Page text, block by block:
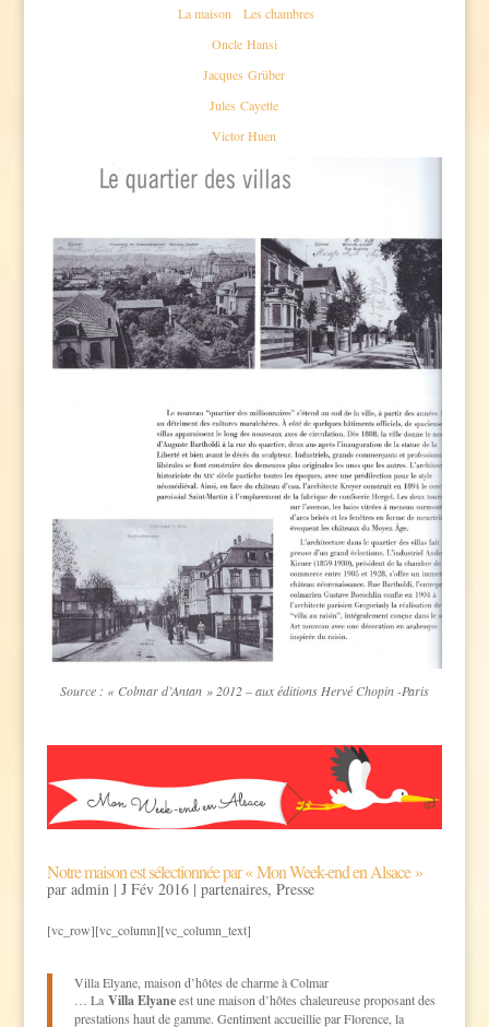
La maison
Les chambres
Oncle Hansi
Jacques Grüber
Jules Cayette
Victor Huen
Source : « Colmar d’Antan » 2012 – aux éditions Hervé Chopin -Paris
Notre maison est sélectionnée par « Mon Week-end en Alsace »
par admin| J Fév 2016| partenaires, Presse
[vc_row][vc_column][vc_column_text]
Villa Elyane, maison d’hôtes de charme à Colmar
… La Villa Elyaneest une maison d’hôtes chaleureuse proposant des
prestations haut de gamme. Gentiment accueillie par Florence, la